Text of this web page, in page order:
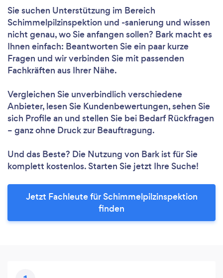
Sie suchen Unterstützung im Bereich
Schimmelpilzinspektion und -sanierung und wissen
nicht genau, wo Sie anfangen sollen? Bark macht es
Ihnen einfach: Beantworten Sie ein paar kurze
Fragen und wir verbinden Sie mit passenden
Fachkräften aus Ihrer Nähe.
Vergleichen Sie unverbindlich verschiedene
Anbieter, lesen Sie Kundenbewertungen, sehen Sie
sich Profile an und stellen Sie bei Bedarf Rückfragen
– ganz ohne Druck zur Beauftragung.
Und das Beste? Die Nutzung von Bark ist für Sie
komplett kostenlos. Starten Sie jetzt Ihre Suche!
Jetzt Fachleute für Schimmelpilzinspektion
finden